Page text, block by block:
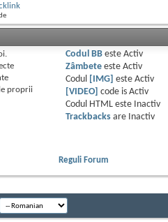
proprii
Codul BBeste Activ
Zâmbeteeste Activ
Codul
[IMG] este Activ
[VIDEO]
code is Activ
Codul HTML este
Inactiv
Trackbacksare
Inactiv
Reguli Forum